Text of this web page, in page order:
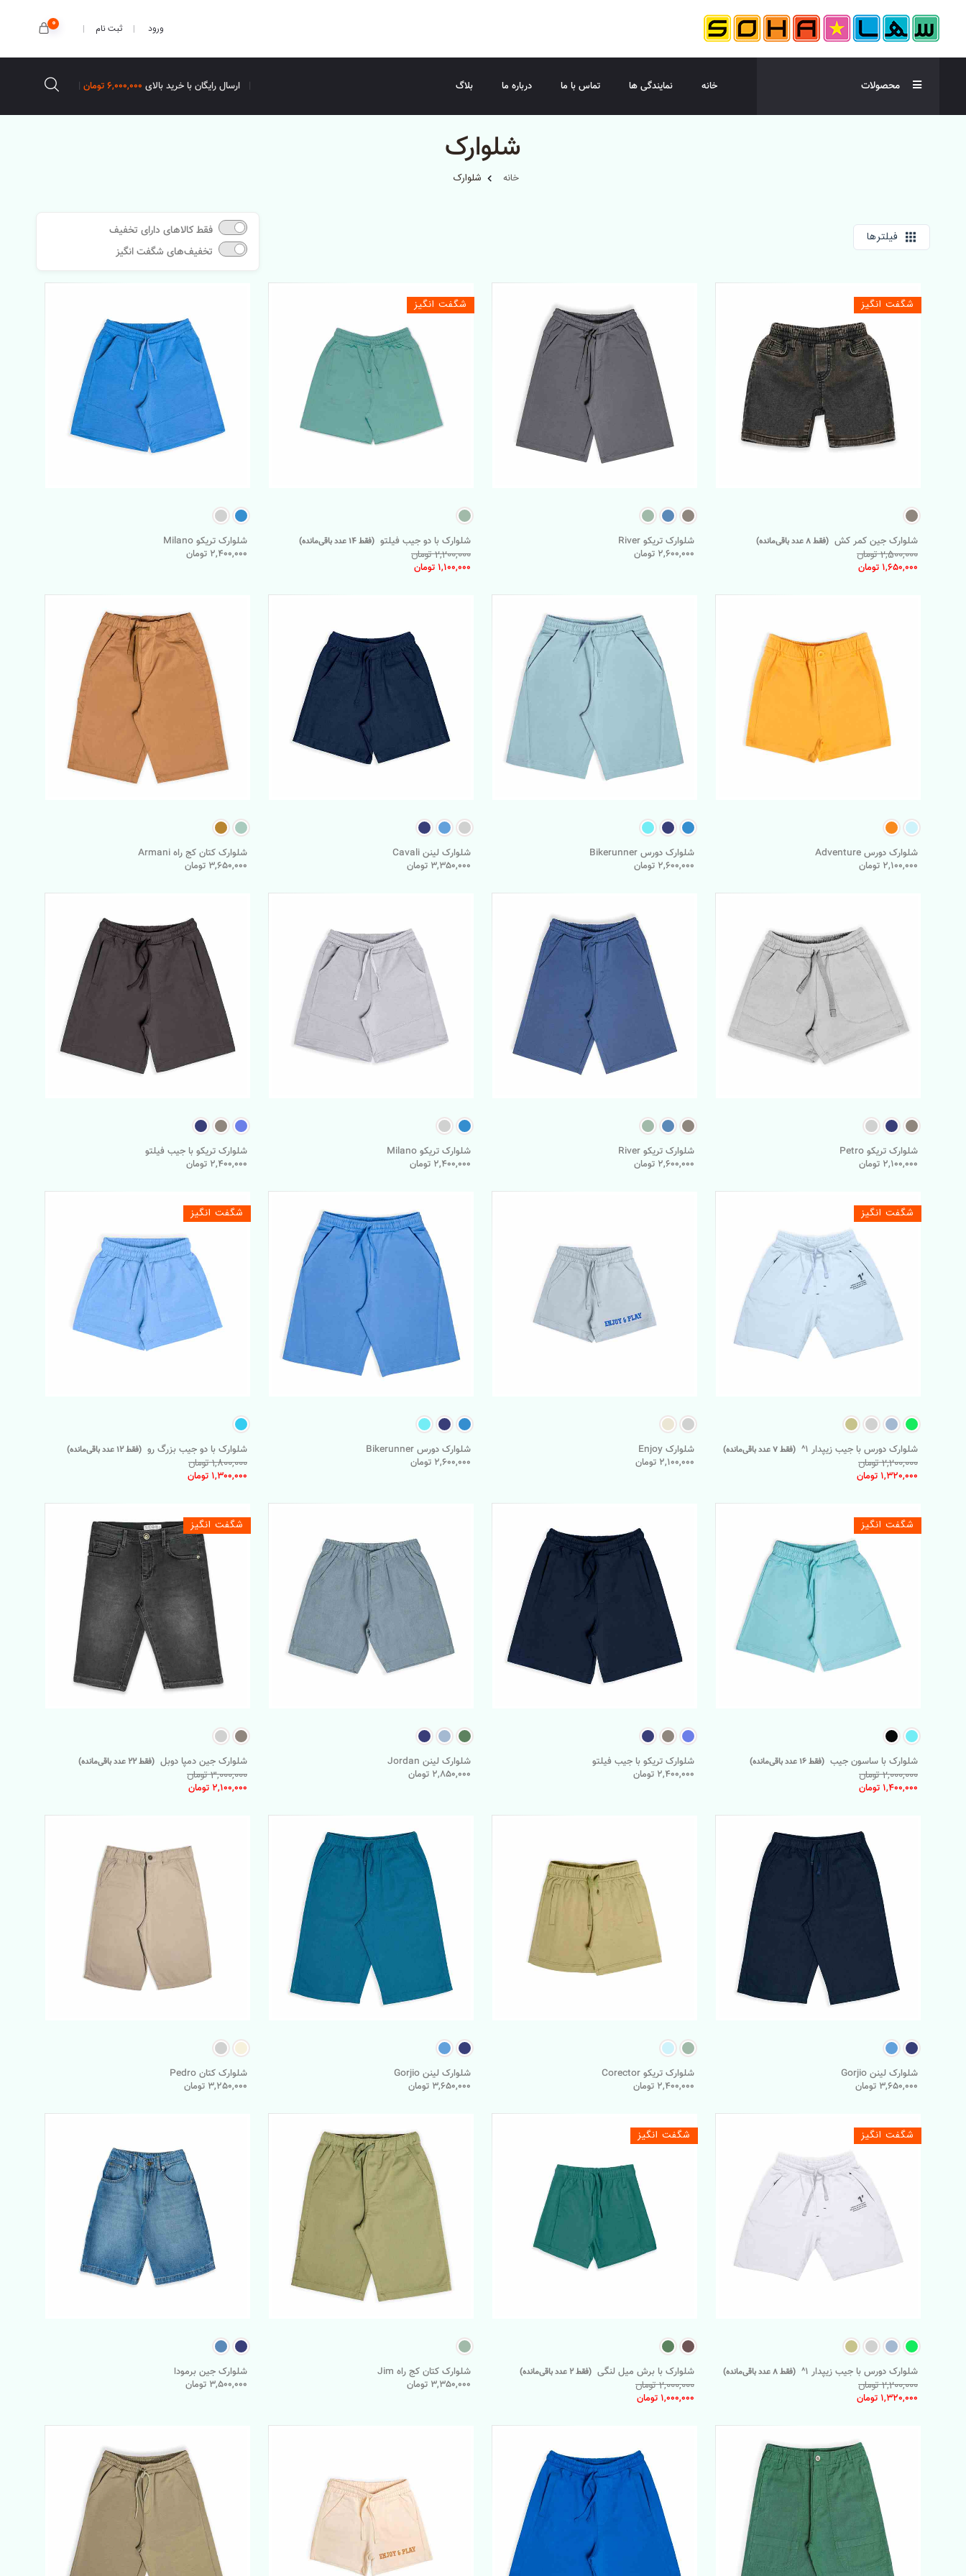
ورود ثبت نام 0
محصولات خانه نمایندگی ها تماس با ما درباره ما بلاگ ارسال رایگان با خرید بالای 6,000,000 تومان
شلوارک
خانه شلوارک
فیلترها
فقط کالاهای دارای تخفیف
تخفیف‌های شگفت انگیز
شگفت انگیز
شلوارک جین کمر کش (فقط 8 عدد باقی‌مانده)
2,500,000 تومان
1,650,000 تومان
شلوارک تریکو River
2,600,000 تومان
شگفت انگیز
شلوارک با دو جیب فیلتو (فقط 14 عدد باقی‌مانده)
2,200,000 تومان
1,100,000 تومان
شلوارک تریکو Milano
2,400,000 تومان
شلوارک دورس Adventure
2,100,000 تومان
شلوارک دورس Bikerunner
2,600,000 تومان
شلوارک لینن Cavali
3,350,000 تومان
شلوارک کتان کج راه Armani
3,650,000 تومان
شلوارک تریکو Petro
2,100,000 تومان
شلوارک تریکو River
2,600,000 تومان
شلوارک تریکو Milano
2,400,000 تومان
شلوارک تریکو با جیب فیلتو
2,400,000 تومان
شگفت انگیز
شلوارک دورس با جیب زیپدار 1^ (فقط 7 عدد باقی‌مانده)
2,200,000 تومان
1,320,000 تومان
شلوارک Enjoy
2,100,000 تومان
شلوارک دورس Bikerunner
2,600,000 تومان
شگفت انگیز
شلوارک با دو جیب بزرگ رو (فقط 12 عدد باقی‌مانده)
1,800,000 تومان
1,300,000 تومان
شگفت انگیز
شلوارک با ساسون جیب (فقط 16 عدد باقی‌مانده)
2,000,000 تومان
1,400,000 تومان
شلوارک تریکو با جیب فیلتو
2,400,000 تومان
شلوارک لینن Jordan
2,850,000 تومان
شگفت انگیز
شلوارک جین دمپا دوبل (فقط 22 عدد باقی‌مانده)
3,000,000 تومان
2,100,000 تومان
شلوارک لینن Gorjio
3,650,000 تومان
شلوارک تریکو Corector
2,400,000 تومان
شلوارک لینن Gorjio
3,650,000 تومان
شلوارک کتان Pedro
3,250,000 تومان
شگفت انگیز
شلوارک دورس با جیب زیپدار 1^ (فقط 8 عدد باقی‌مانده)
2,200,000 تومان
1,320,000 تومان
شگفت انگیز
شلوارک با برش میل لنگی (فقط 2 عدد باقی‌مانده)
2,000,000 تومان
1,000,000 تومان
شلوارک کتان کج راه Jim
3,350,000 تومان
شلوارک جین برمودا
3,500,000 تومان